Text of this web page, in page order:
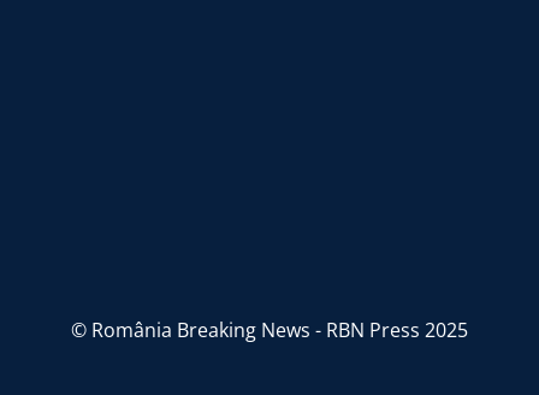
© România Breaking News - RBN Press 2025